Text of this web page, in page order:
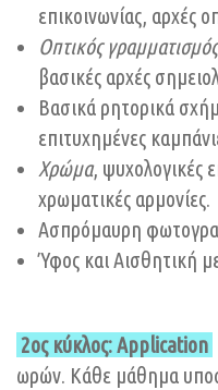
επικοινωνίας, αρχές
Οπτικός γραμματισμός
βασικές αρχές
Βασικά ρητορικά
επιτυχημένες
Χρώμα, ψυχολογικές
χρωματικές αρμονίες.
Ασπρόμαυρη
Ύφος και Αισθητική
2ος κύκλος: Application
ωρών. Κάθε μάθημα